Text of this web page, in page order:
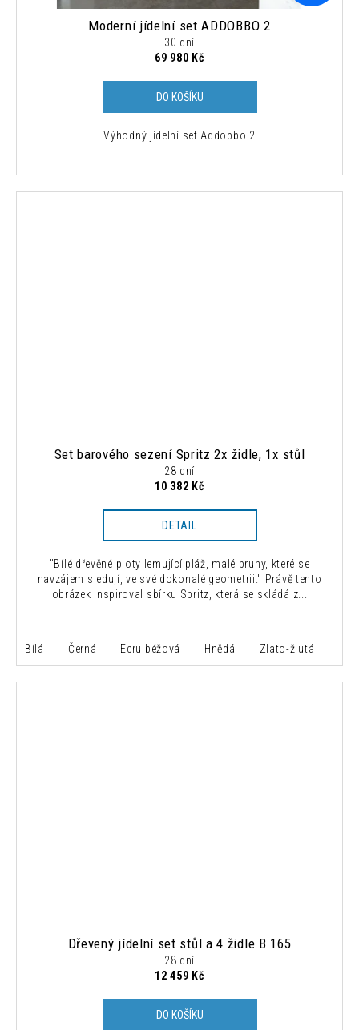
Moderní jídelní set ADDOBBO 2
30 dní
69 980 Kč
DO KOŠÍKU
Výhodný jídelní set Addobbo 2
Set barového sezení Spritz 2x židle, 1x stůl
28 dní
10 382 Kč
DETAIL
"Bílé dřevěné ploty lemující pláž, malé pruhy, které se
navzájem sledují, ve své dokonalé geometrii." Právě tento
obrázek inspiroval sbírku Spritz, která se skládá z...
Bílá Černá Ecru béžová Hnědá Zlato-žlutá
Dřevený jídelní set stůl a 4 židle B 165
28 dní
12 459 Kč
DO KOŠÍKU